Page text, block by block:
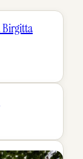
Birgitta